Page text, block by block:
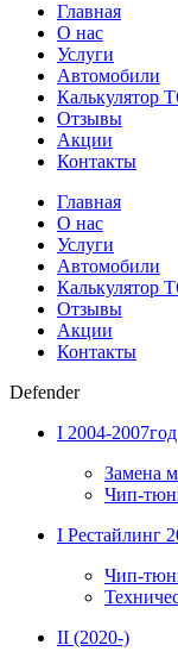
Главная
О нас
Услуги
Автомобили
Калькулятор
Отзывы
Акции
Контакты
Главная
О нас
Услуги
Автомобили
Калькулятор
Отзывы
Акции
Контакты
Defender
I 2004-2007год
Замена
Чип-
I Рестайлинг
Чип-
II (2020-)